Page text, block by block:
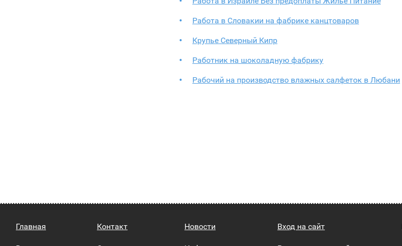
Работа в Словакии на фабрике канцтоваров
Крупье Северный Кипр
Работник на шоколадную фабрику
Рабочий на производство влажных салфеток в Любани
Главная Контакт Новости Вход на сайт